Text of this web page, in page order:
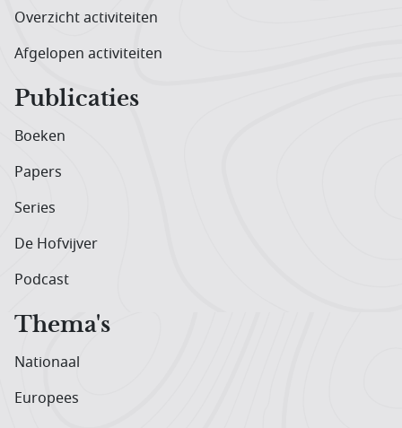
Overzicht activiteiten
Afgelopen activiteiten
Publicaties
Boeken
Papers
Series
De Hofvijver
Podcast
Thema's
Nationaal
Europees